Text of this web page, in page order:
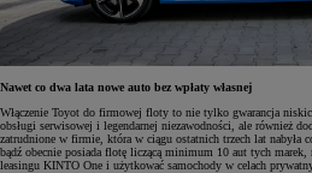
Nawet co dwa lata nowe auto bez wpłaty własnej
Włączenie Toyot do firmowej floty to nie tylko gwarancja
obsługi serwisowej i legendarnej niezawodności, ale również
zatrudnione w firmie, która w ciągu ostatnich trzech lat nabyła
bądź obecnie posiada flotę liczącą minimum 10 aut tych
leasingu KINTO One i użytkować samochody w celach